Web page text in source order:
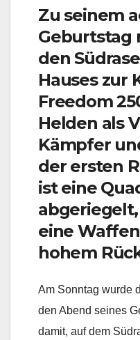
Zu seinem
Geburtstag
den
Hauses zur
Freedom
Helden als
Kämpfer
der ersten
ist eine
eine
hohem
Am Sonntag wurde
den Abend seines
damit, auf dem